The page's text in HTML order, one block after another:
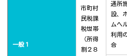
一般１
市町村
民税課
税世帯
（所得
割２８
通所
設、
ムヘ
利用
合